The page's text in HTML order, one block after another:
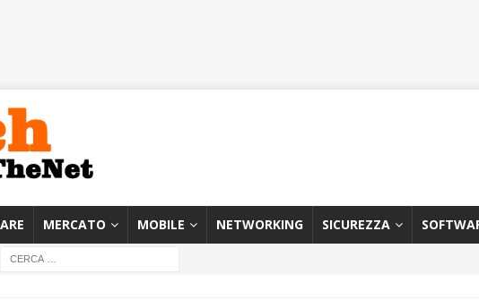
MERCATO MOBILE NETWORKING SICUREZZA